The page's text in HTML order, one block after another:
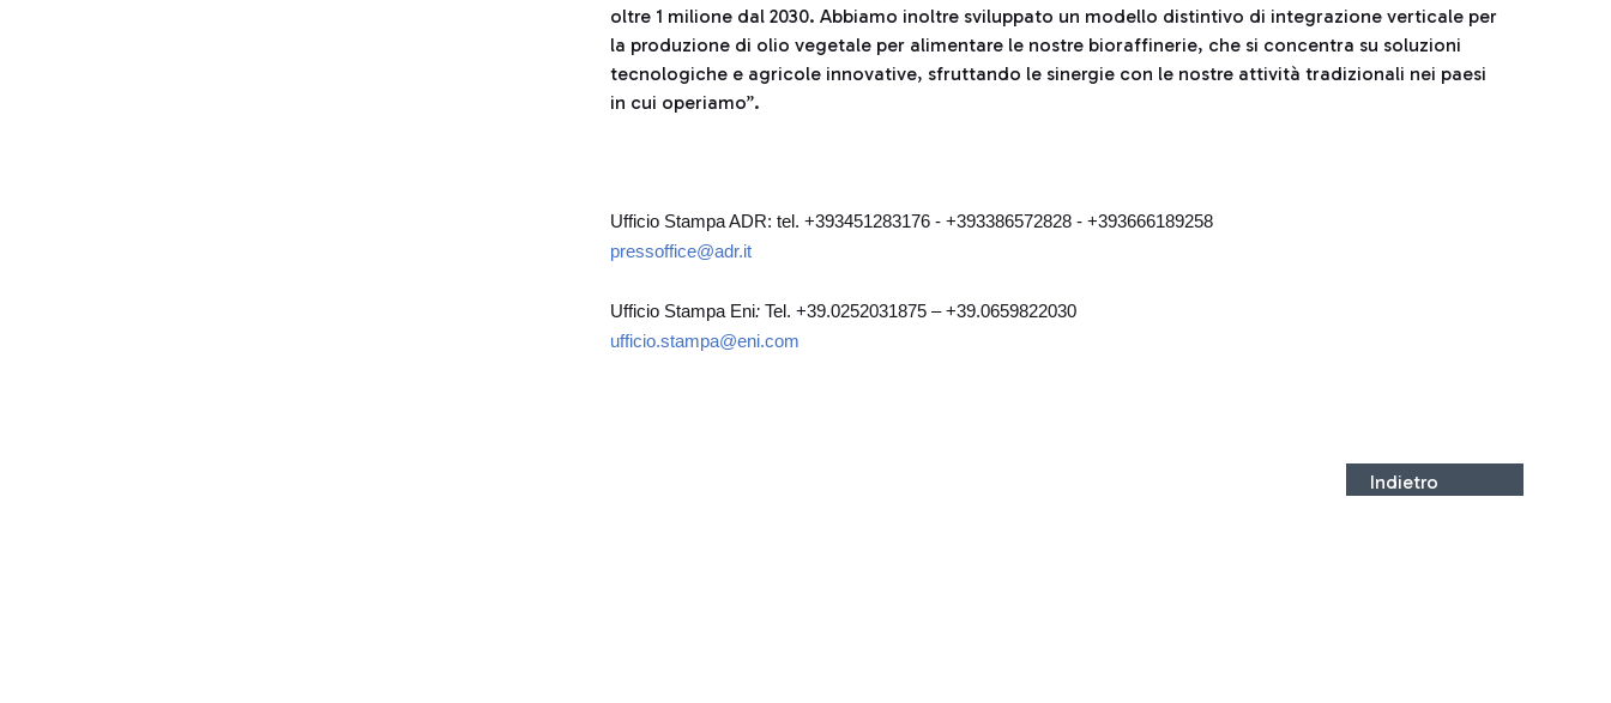
oltre 1 milione dal 2030. Abbiamo inoltre sviluppato un modello distintivo di integrazione verticale per
la produzione di olio vegetale per alimentare le nostre bioraffinerie, che si concentra su soluzioni
tecnologiche e agricole innovative, sfruttando le sinergie con le nostre attività tradizionali nei paesi
in cui operiamo”.
Ufficio Stampa ADR: tel. +393451283176 - +393386572828 - +393666189258
pressoffice@adr.it
Ufficio Stampa Eni: Tel. +39.0252031875 – +39.0659822030
ufficio.stampa@eni.com
Indietro